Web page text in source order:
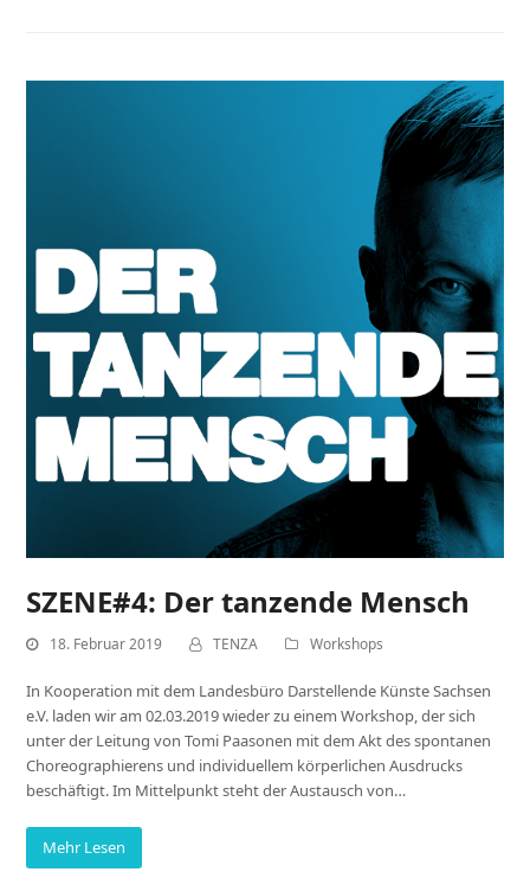
SZENE#4: Der tanzende Mensch
18. Februar 2019 TENZA Workshops
In Kooperation mit dem Landesbüro Darstellende Künste Sachsen
e.V. laden wir am 02.03.2019 wieder zu einem Workshop, der sich
unter der Leitung von Tomi Paasonen mit dem Akt des spontanen
Choreographierens und individuellem körperlichen Ausdrucks
beschäftigt. Im Mittelpunkt steht der Austausch von…
Mehr Lesen